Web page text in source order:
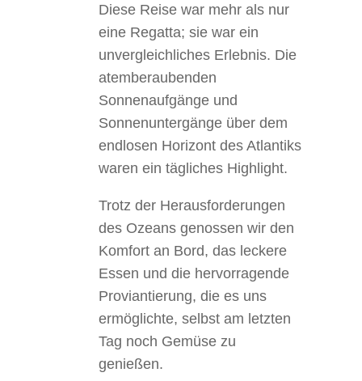
Diese Reise war mehr als nur
eine Regatta; sie war ein
unvergleichliches Erlebnis. Die
atemberaubenden
Sonnenaufgänge und
Sonnenuntergänge über dem
endlosen Horizont des Atlantiks
waren ein tägliches Highlight.
Trotz der Herausforderungen
des Ozeans genossen wir den
Komfort an Bord, das leckere
Essen und die hervorragende
Proviantierung, die es uns
ermöglichte, selbst am letzten
Tag noch Gemüse zu
genießen.